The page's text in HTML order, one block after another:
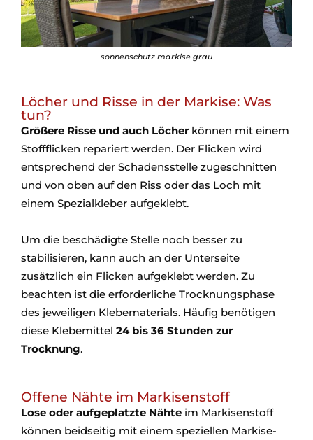
sonnenschutz markise grau
Löcher und Risse in der Markise: Was
tun?
Größere Risse und auch Löcher können mit einem
Stoffflicken repariert werden. Der Flicken wird
entsprechend der Schadensstelle zugeschnitten
und von oben auf den Riss oder das Loch mit
einem Spezialkleber aufgeklebt.
Um die beschädigte Stelle noch besser zu
stabilisieren, kann auch an der Unterseite
zusätzlich ein Flicken aufgeklebt werden. Zu
beachten ist die erforderliche Trocknungsphase
des jeweiligen Klebematerials. Häufig benötigen
diese Klebemittel 24 bis 36 Stunden zur
Trocknung.
Offene Nähte im Markisenstoff
Lose oder aufgeplatzte Nähte im Markisenstoff
können beidseitig mit einem speziellen Markise-